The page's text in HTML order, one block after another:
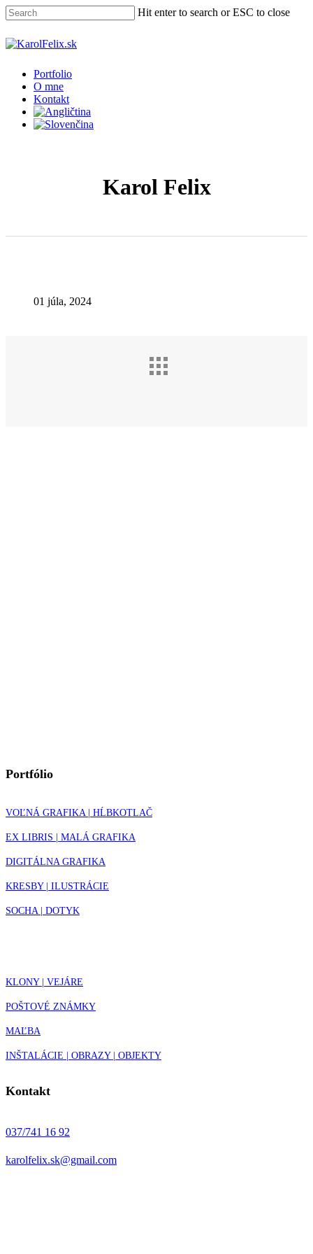
Skip
to
main
content
Hit enter to search or ESC to close
Close
Menu
Portfolio
O mne
Kontakt
Karol Felix
01 júla, 2024
Portfólio
VOĽNÁ GRAFIKA | HĹBKOTLAČ
EX LIBRIS | MALÁ GRAFIKA
DIGITÁLNA GRAFIKA
KRESBY | ILUSTRÁCIE
SOCHA | DOTYK
KLONY | VEJÁRE
POŠTOVÉ ZNÁMKY
MAĽBA
INŠTALÁCIE | OBRAZY | OBJEKTY
Kontakt
037/741 16 92
karolfelix.sk@gmail.com